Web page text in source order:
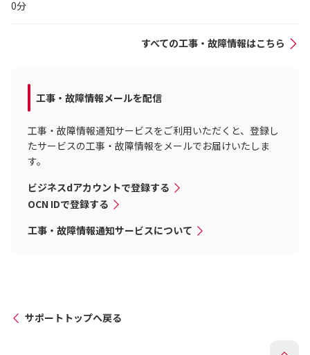
0分
すべての工事・故障情報はこちら
工事・故障情報メールを配信
工事・故障情報通知サービスをご利用いただくと、登録し
たサービスの工事・故障情報をメールでお届けいたしま
す。
ビジネスdアカウントで登録する
OCN IDで登録する
工事・故障情報通知サービスについて
サポートトップへ戻る